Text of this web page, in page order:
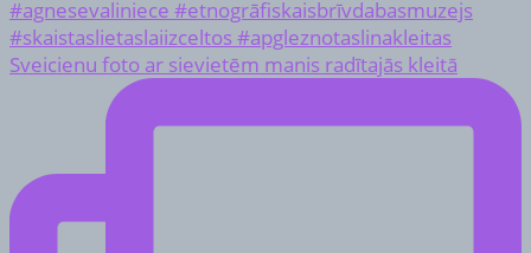
Sveicienu foto ar sievietēm manis radītajās kleitā